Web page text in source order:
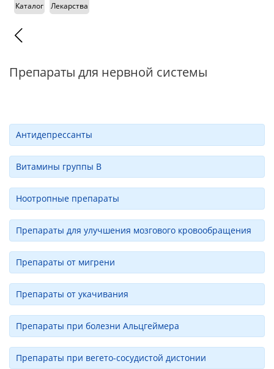
Каталог Лекарства
Препараты для нервной системы
Антидепрессанты
Витамины группы В
Ноотропные препараты
Препараты для улучшения мозгового кровообращения
Препараты от мигрени
Препараты от укачивания
Препараты при болезни Альцгеймера
Препараты при вегето-сосудистой дистонии